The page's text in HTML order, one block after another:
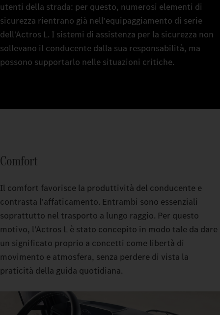
utenti della strada: per questo, numerosi elementi di
sicurezza rientrano già nell'equipaggiamento di serie
dell'Actros L. I sistemi di assistenza per la sicurezza non
sollevano il conducente dalla sua responsabilità, ma
possono supportarlo nelle situazioni critiche.
Comfort
Il comfort favorisce la produttività del conducente e
contrasta l'affaticamento. Entrambi sono essenziali
soprattutto nel trasporto a lungo raggio. Per questo
motivo, l'Actros L è stato concepito in modo tale da dare
un significato proprio a concetti come libertà di
movimento e atmosfera, senza perdere di vista la
praticità della guida quotidiana.